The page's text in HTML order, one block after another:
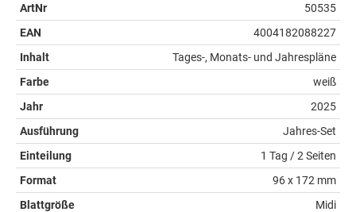
ArtNr
50535
EAN
4004182088227
Inhalt
Tages-, Monats- und Jahrespläne
Farbe
weiß
Jahr
2025
Ausführung
Jahres-Set
Einteilung
1 Tag / 2 Seiten
Format
96 x 172 mm
Blattgröße
Midi